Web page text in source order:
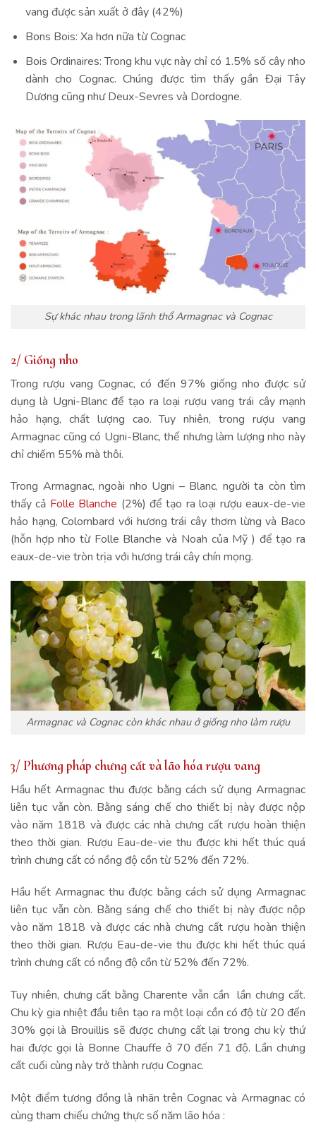
vang được sản xuất ở đây (42%)
Bons Bois: Xa hơn nữa từ Cognac
Bois Ordinaires: Trong khu vực này chỉ có 1.5% số cây nho
dành cho Cognac. Chúng được tìm thấy gần Đại Tây
Dương cũng như Deux-Sevres và Dordogne.
Sự khác nhau trong lãnh thổ Armagnac và Cognac
2/ Giống nho
Trong rượu vang Cognac, có đến 97% giống nho được sử
dụng là Ugni-Blanc để tạo ra loại rượu vang trái cây mạnh
hảo hạng, chất lượng cao. Tuy nhiên, trong rượu vang
Armagnac cũng có Ugni-Blanc, thế nhưng làm lượng nho này
chỉ chiếm 55% mà thôi.
Trong Armagnac, ngoài nho Ugni – Blanc, người ta còn tìm
thấy cả Folle Blanche (2%) để tạo ra loại rượu eaux-de-vie
hảo hạng, Colombard với hương trái cây thơm lừng và Baco
(hỗn hợp nho từ Folle Blanche và Noah của Mỹ ) để tạo ra
eaux-de-vie tròn trịa với hương trái cây chín mọng.
Armagnac và Cognac còn khác nhau ở giống nho làm rượu
3/ Phương pháp chưng cất và lão hóa rượu vang
Hầu hết Armagnac thu được bằng cách sử dụng Armagnac
liên tục vẫn còn. Bằng sáng chế cho thiết bị này được nộp
vào năm 1818 và được các nhà chưng cất rượu hoàn thiện
theo thời gian. Rượu Eau-de-vie thu được khi hết thúc quá
trình chưng cất có nồng độ cồn từ 52% đến 72%.
Hầu hết Armagnac thu được bằng cách sử dụng Armagnac
liên tục vẫn còn. Bằng sáng chế cho thiết bị này được nộp
vào năm 1818 và được các nhà chưng cất rượu hoàn thiện
theo thời gian. Rượu Eau-de-vie thu được khi hết thúc quá
trình chưng cất có nồng độ cồn từ 52% đến 72%.
Tuy nhiên, chưng cất bằng Charente vẫn cần lần chưng cất.
Chu kỳ gia nhiệt đầu tiên tạo ra một loại cồn có độ từ 20 đến
30% gọi là Brouillis sẽ được chưng cất lại trong chu kỳ thứ
hai được gọi là Bonne Chauffe ở 70 đến 71 độ. Lần chưng
cất cuối cùng này trở thành rượu Cognac.
Một điểm tương đồng là nhãn trên Cognac và Armagnac có
cùng tham chiếu chứng thực số năm lão hóa :